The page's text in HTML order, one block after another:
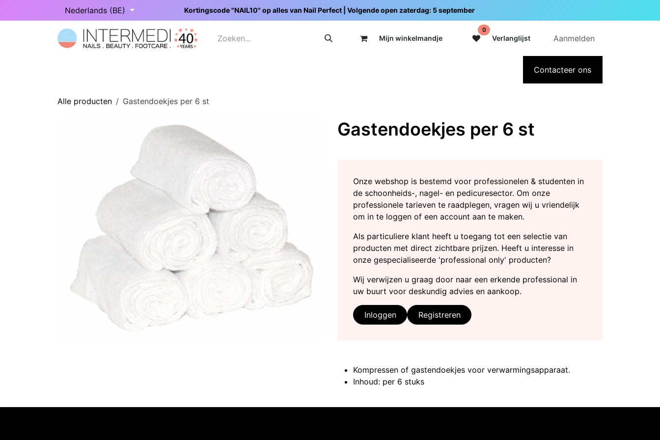
Overslaan naar inhoudNederlands (BE) Kortingscode "NAIL10" op alles van Nail Perfect | Volgende open zaterdag: 5 september
Mijn winkelmandje
0
Verlanglijst Aanmelden
Over IntermediContacteer ons
Alle producten Gastendoekjes per 6 st
Gastendoekjes per 6 st
Kompressen of gastendoekjes voor verwarmingsapparaat.
Inhoud: per 6 stuks
Onze webshop is bestemd voor professionelen & studenten in
de schoonheids-, nagel- en pedicuresector. Om onze
professionele tarieven te raadplegen, vragen wij u vriendelijk
om in te loggen of een account aan te maken.
Als particuliere klant heeft u toegang tot een selectie van
producten met direct zichtbare prijzen. Heeft u interesse in
onze gespecialiseerde 'professional only' producten?
Wij verwijzen u graag door naar een erkende professional in
uw buurt voor deskundig advies en aankoop.
Inloggen Registreren